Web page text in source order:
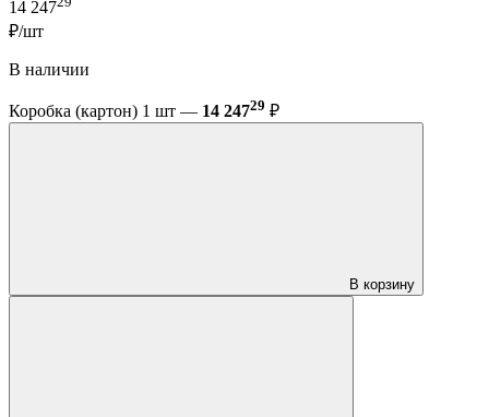
14 247
₽/шт
В наличии
Коробка (картон) 1 шт — 14 24729 ₽
В корзину